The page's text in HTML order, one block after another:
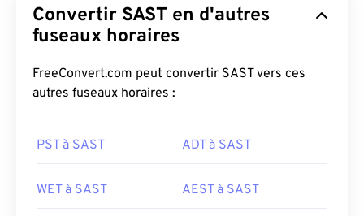
Convertir SAST en d'autres
fuseaux horaires
FreeConvert.com peut convertir SAST vers ces
autres fuseaux horaires :
PST à SAST ADT à SAST
WET à SAST AEST à SAST